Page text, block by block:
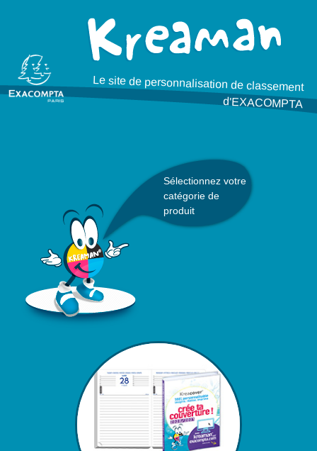
Le site de personnalisation de classement
d'EXACOMPTA
Sélectionnez votre
catégorie de
produit